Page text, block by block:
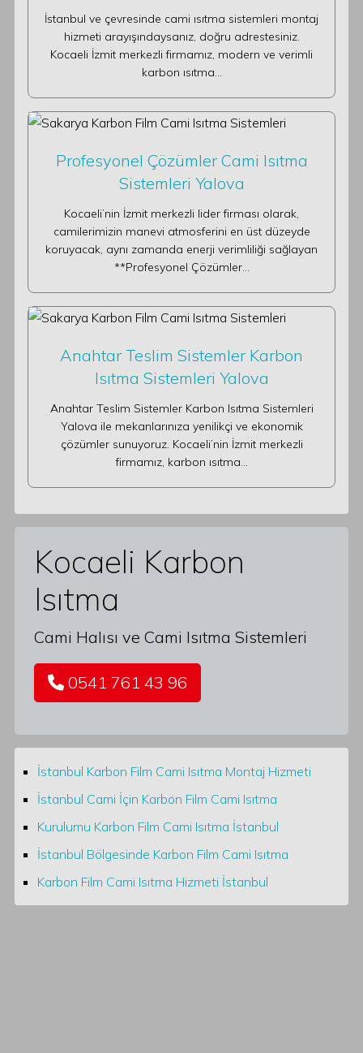
İstanbul ve çevresinde cami ısıtma sistemleri montaj
hizmeti arayışındaysanız, doğru adrestesiniz.
Kocaeli İzmit merkezli firmamız, modern ve verimli
karbon ısıtma…
Profesyonel Çözümler Cami Isıtma
Sistemleri Yalova
Kocaeli’nin İzmit merkezli lider firması olarak,
camilerimizin manevi atmosferini en üst düzeyde
koruyacak, aynı zamanda enerji verimliliği sağlayan
**Profesyonel Çözümler…
Anahtar Teslim Sistemler Karbon
Isıtma Sistemleri Yalova
Anahtar Teslim Sistemler Karbon Isıtma Sistemleri
Yalova ile mekanlarınıza yenilikçi ve ekonomik
çözümler sunuyoruz. Kocaeli’nin İzmit merkezli
firmamız, karbon ısıtma…
Kocaeli Karbon
Isıtma
Cami Halısı ve Cami Isıtma Sistemleri
0541 761 43 96
İstanbul Karbon Film Cami Isıtma Montaj Hizmeti
İstanbul Cami İçin Karbon Film Cami Isıtma
Kurulumu Karbon Film Cami Isıtma İstanbul
İstanbul Bölgesinde Karbon Film Cami Isıtma
Karbon Film Cami Isıtma Hizmeti İstanbul